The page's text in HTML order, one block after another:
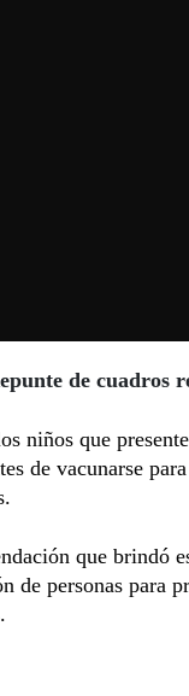
de cuadros
niños que
de vacunarse
que brindó
de personas para